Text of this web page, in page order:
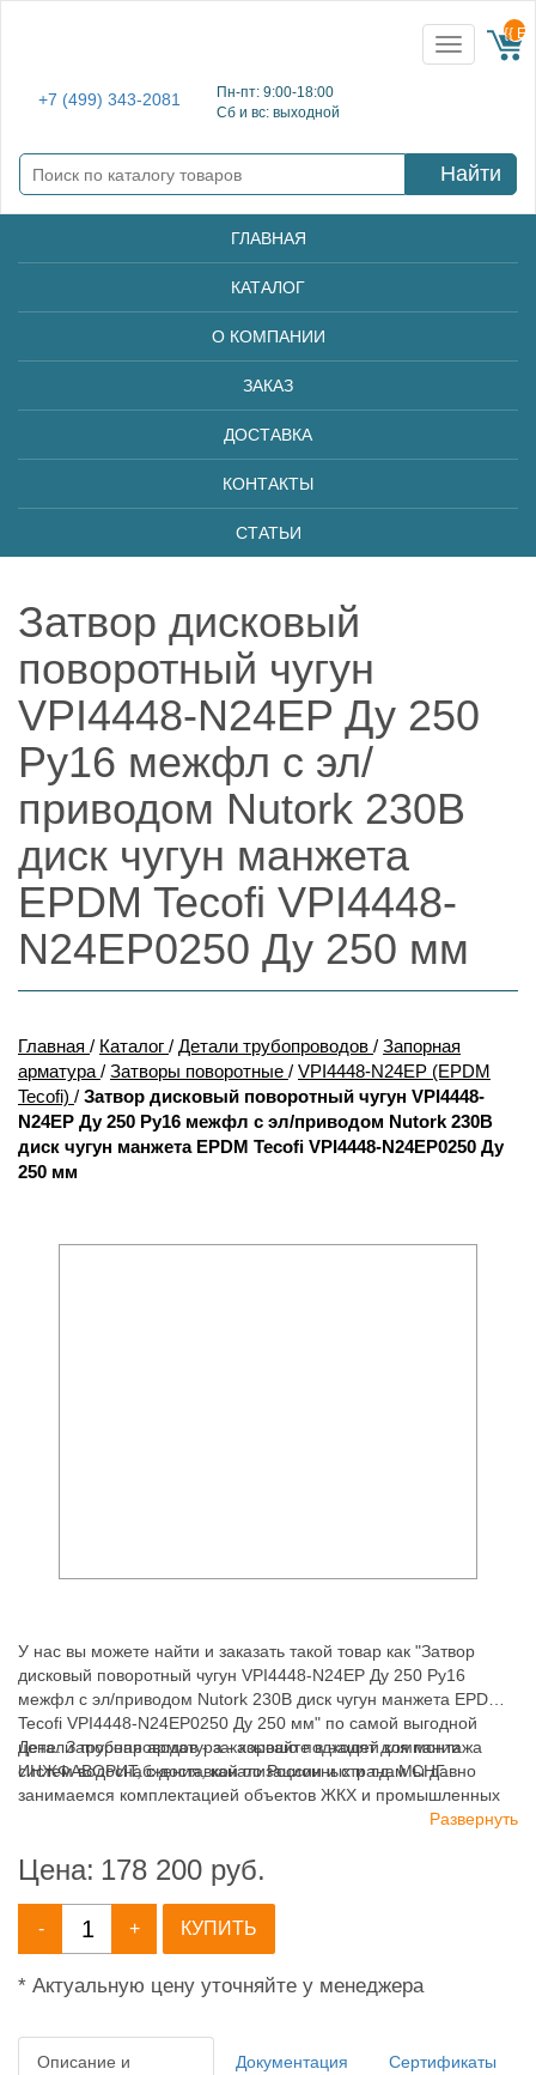
+7 (499) 343-2081
Пн-пт: 9:00-18:00
Сб и вс: выходной
Toggle
navigation
{{
Найти
ГЛАВНАЯ
КАТАЛОГ
О КОМПАНИИ
ЗАКАЗ
ДОСТАВКА
КОНТАКТЫ
СТАТЬИ
Затвор дисковый
поворотный чугун
VPI4448-N24EP Ду 250
Ру16 межфл с эл/
приводом Nutork 230В
диск чугун манжета
EPDM Tecofi VPI4448-
N24EP0250 Ду 250 мм
Главная / Каталог / Детали трубопроводов / Запорная
арматура / Затворы поворотные / VPI4448-N24EP (EPDM
Tecofi) / Затвор дисковый поворотный чугун VPI4448-
N24EP Ду 250 Ру16 межфл с эл/приводом Nutork 230В
диск чугун манжета EPDM Tecofi VPI4448-N24EP0250 Ду
250 мм
У нас вы можете найти и заказать такой товар как "Затвор
дисковый поворотный чугун VPI4448-N24EP Ду 250 Ру16
межфл с эл/приводом Nutork 230В диск чугун манжета EPDM
Tecofi VPI4448-N24EP0250 Ду 250 мм" по самой выгодной
цене. Запорная арматура - хорошо подходят для монтажа
систем водоснабжения, канализационных и т.д. Мы давно
занимаемся комплектацией объектов ЖКХ и промышленных
зданий, имея широкий ассортимент продукции для систем:
Детали трубопроводов - заказывайте в нашей компании
ИНЖФАВОРИТ, с доставкой по России и странам СНГ.
Развернуть
Цена: 178 200 руб.
- + КУПИТЬ
* Актуальную цену уточняйте у менеджера
Описание и
Документация Сертификаты